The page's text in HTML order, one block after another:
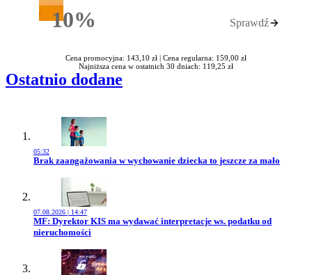
10%Rabatu Sprawdź
Cena promocyjna: 143,10 zł | Cena regularna: 159,00 zł
Najniższa cena w ostatnich 30 dniach: 119,25 zł
Ostatnio dodane
05:32
Przejdź do artykułu:
Brak zaangażowania w wychowanie dziecka to jeszcze za mało
07.08.2026 | 14:47
Przejdź do artykułu:
MF: Dyrektor KIS ma wydawać interpretacje ws. podatku od
nieruchomości